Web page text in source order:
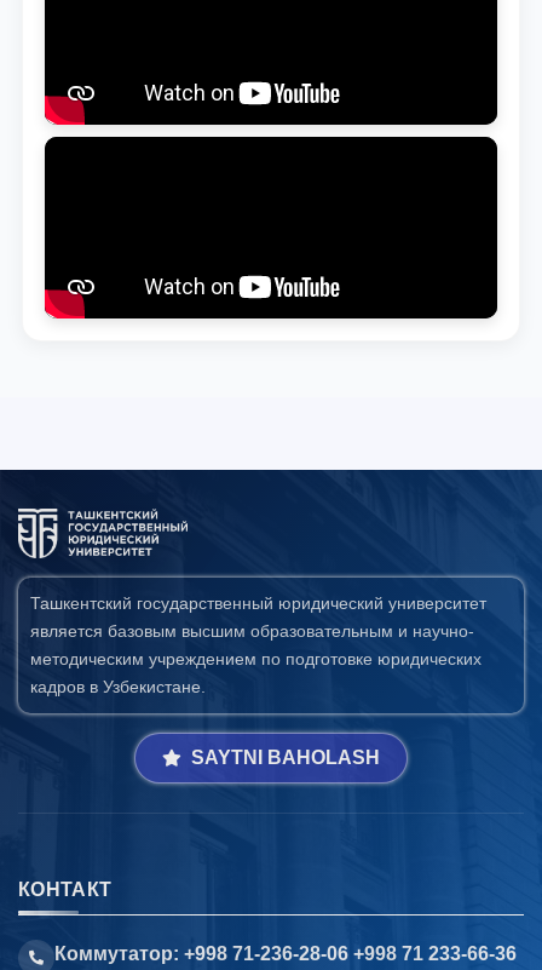
Ташкентский государственный юридический университет
является базовым высшим образовательным и научно-
методическим учреждением по подготовке юридических
кадров в Узбекистане.
SAYTNI BAHOLASH
КОНТАКТ
Коммутатор: +998 71-236-28-06 +998 71 233-66-36